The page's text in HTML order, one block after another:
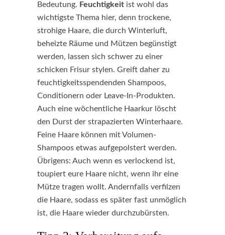
Bedeutung. Feuchtigkeit ist wohl das
wichtigste Thema hier, denn trockene,
strohige Haare, die durch Winterluft,
beheizte Räume und Mützen begünstigt
werden, lassen sich schwer zu einer
schicken Frisur stylen. Greift daher zu
feuchtigkeitsspendenden Shampoos,
Conditionern oder Leave-In-Produkten.
Auch eine wöchentliche Haarkur löscht
den Durst der strapazierten Winterhaare.
Feine Haare können mit Volumen-
Shampoos etwas aufgepolstert werden.
Übrigens: Auch wenn es verlockend ist,
toupiert eure Haare nicht, wenn ihr eine
Mütze tragen wollt. Andernfalls verfilzen
die Haare, sodass es später fast unmöglich
ist, die Haare wieder durchzubürsten.